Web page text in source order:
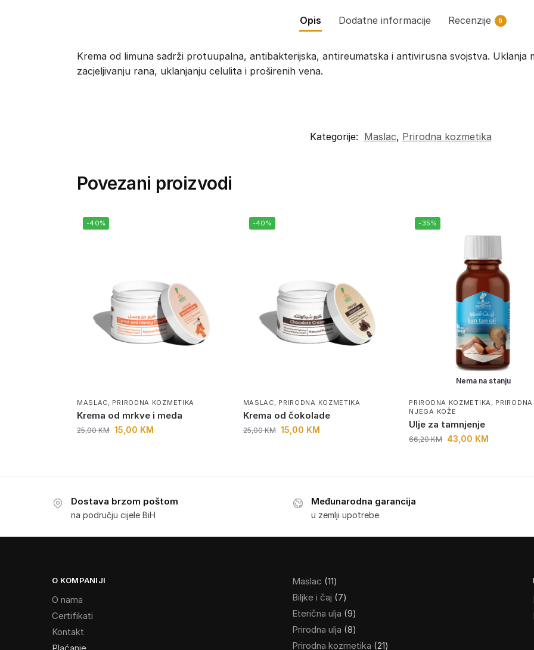
Opis Dodatne informacije Recenzije 0
Krema od limuna sadrži protuupalna, antibakterijska, antireumatska i antivirusna svojstva. Uklanja
zacjeljivanju rana, uklanjanju celulita i proširenih vena.
Kategorije: Maslac, Prirodna kozmetika
Povezani proizvodi
-40%
MASLAC, PRIRODNA KOZMETIKA
Krema od mrkve i meda
25,00KM 15,00 KM
-40%
MASLAC, PRIRODNA KOZMETIKA
Krema od čokolade
25,00KM 15,00 KM
-35%
Nema na stanju
PRIRODNA KOZMETIKA, PRIRODNA
NJEGA KOŽE
Ulje za tamnjenje
66,20KM 43,00 KM
Dostava brzom poštom
na području cijele BiH
Međunarodna garancija
u zemlji upotrebe
O KOMPANIJI
O nama
Certifikati
Kontakt
Maslac 11
Biljke i čaj
7
Eterična ulja 9
Prirodna ulja 8
Prirodna kozmetika 21